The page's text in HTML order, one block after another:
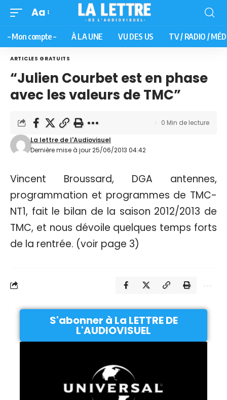
Aa
– Mon compte – À LA UNE VU DES US TV / RADIO /
ARTICLES GRATUITS
“Julien Courbet est en phase
avec les valeurs de TMC”
Dernière mise à jour 25/06/2013 04:42
La lettre de l'Audiovisuel
0 Min de lecture
Vincent Broussard, DGA antennes,
programmation et programmes de TMC-
NT1, fait le bilan de la saison 2012/2013 de
TMC, et nous dévoile quelques temps forts
de la rentrée. (voir page 3)
S'abonner à La LETTRE DE
L'AUDIOVISUEL